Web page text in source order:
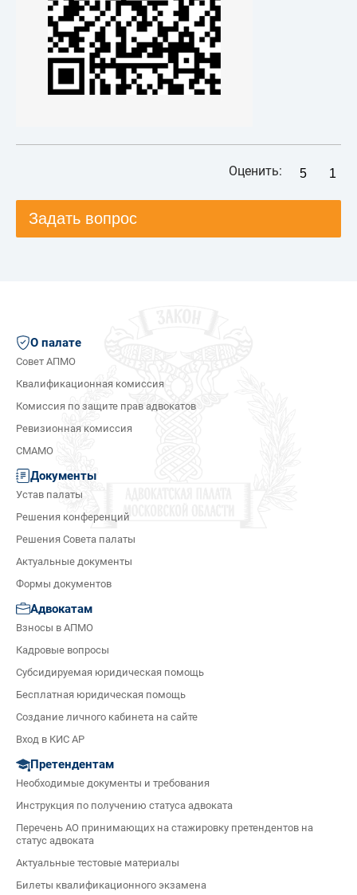
Оценить: 5 1
Задать вопрос
О палате
Совет АПМО
Квалификационная комиссия
Комиссия по защите прав адвокатов
Ревизионная комиссия
СМАМО
Документы
Устав палаты
Решения конференций
Решения Совета палаты
Актуальные документы
Формы документов
Адвокатам
Взносы в АПМО
Кадровые вопросы
Субсидируемая юридическая помощь
Бесплатная юридическая помощь
Создание личного кабинета на сайте
Вход в КИС АР
Претендентам
Необходимые документы и требования
Инструкция по получению статуса адвоката
Перечень АО принимающих на стажировку претендентов на
статус адвоката
Актуальные тестовые материалы
Билеты квалификационного экзамена